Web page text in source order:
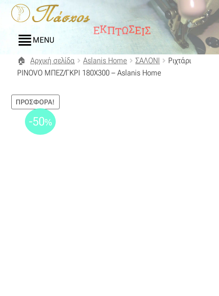
Απευθείας
μετάβαση
στην
πλοήγηση
Μετάβαση
σε
περιεχόμενο
MENU
Αρχική
Compare
Αρχική σελίδα Aslanis Home ΣΑΛΟΝΙ
Ριχτάρι
ΡΙΝΟVΟ ΜΠΕΖ/ΓΚΡΙ 180Χ300 – Aslanis Home
ΠΡΟΣΦΟΡΆ!
-50%